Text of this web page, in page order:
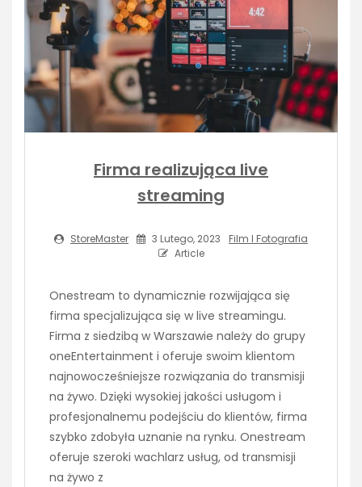
Firma realizująca live
streaming
StoreMaster 3 Lutego, 2023
Film I Fotografia
Article
Onestream to dynamicznie rozwijająca się
firma specjalizująca się w live streamingu.
Firma z siedzibą w Warszawie należy do grupy
oneEntertainment i oferuje swoim klientom
najnowocześniejsze rozwiązania do transmisji
na żywo. Dzięki wysokiej jakości usługom i
profesjonalnemu podejściu do klientów, firma
szybko zdobyła uznanie na rynku. Onestream
oferuje szeroki wachlarz usług, od transmisji
na żywo z